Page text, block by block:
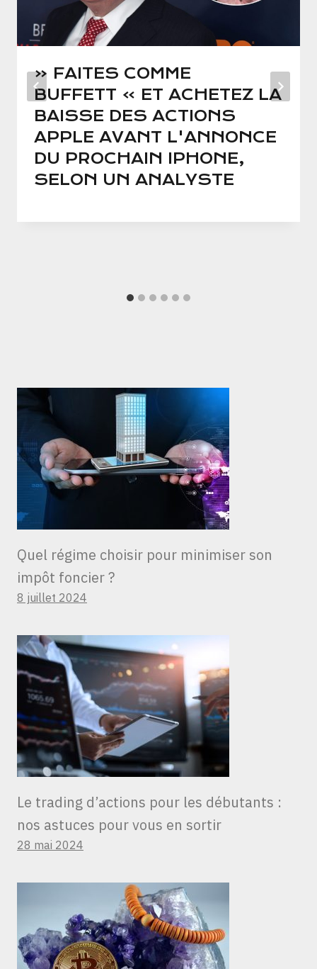
« FAITES COMME
BUFFETT » ET ACHETEZ LA
BAISSE DES ACTIONS
APPLE AVANT L'ANNONCE
DU PROCHAIN IPHONE,
SELON UN ANALYSTE
Quel régime choisir pour minimiser son
impôt foncier ?
8 juillet 2024
Le trading d’actions pour les débutants :
nos astuces pour vous en sortir
28 mai 2024